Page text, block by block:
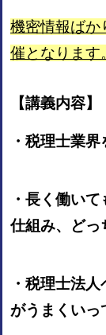
機密情報ばか
催となります
【講義内容】
・税理士業
・長く働い
仕組み、どっ
・税理士法
がうまくいっ